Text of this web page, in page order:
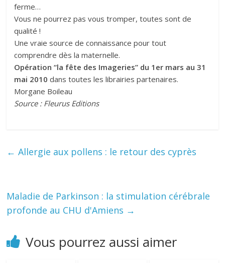
ferme…
Vous ne pourrez pas vous tromper, toutes sont de
qualité !
Une vraie source de connaissance pour tout
comprendre dès la maternelle.
Opération “la fête des Imageries” du 1er mars au 31
mai 2010dans toutes les librairies partenaires.
Morgane Boileau
Source : Fleurus Editions
← Allergie aux pollens : le retour des cyprès
Maladie de Parkinson : la stimulation cérébrale
profonde au CHU d'Amiens →
Vous pourrez aussi aimer